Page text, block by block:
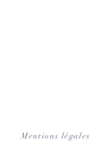
Mentions légales